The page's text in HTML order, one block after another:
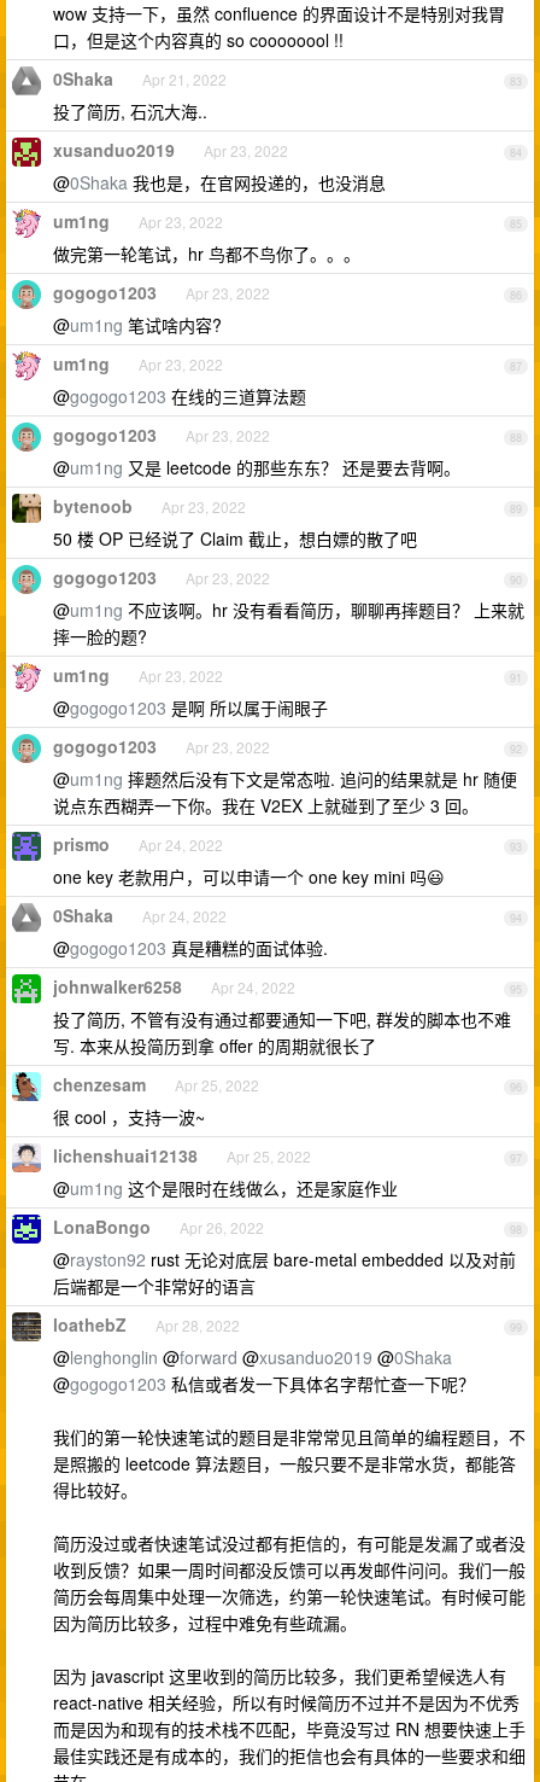
wow 支持一下，虽然 confluence 的界面设计不是特别对我胃
口，但是这个内容真的 so coooooool !!
83
0Shaka Apr 21, 2022
投了简历, 石沉大海..
84
xusanduo2019 Apr 23, 2022
@0Shaka 我也是，在官网投递的，也没消息
85
um1ng Apr 23, 2022
做完第一轮笔试，hr 鸟都不鸟你了。。。
86
gogogo1203 Apr 23, 2022
@um1ng 笔试啥内容?
87
um1ng Apr 23, 2022
@gogogo1203 在线的三道算法题
88
gogogo1203 Apr 23, 2022
@um1ng 又是 leetcode 的那些东东？ 还是要去背啊。
89
bytenoob Apr 23, 2022
50 楼 OP 已经说了 Claim 截止，想白嫖的散了吧
90
gogogo1203 Apr 23, 2022
@um1ng 不应该啊。hr 没有看看简历，聊聊再摔题目？ 上来就
摔一脸的题?
91
um1ng Apr 23, 2022
@gogogo1203 是啊 所以属于闹眼子
92
gogogo1203 Apr 23, 2022
@um1ng 摔题然后没有下文是常态啦. 追问的结果就是 hr 随便
说点东西糊弄一下你。我在 V2EX 上就碰到了至少 3 回。
93
prismo Apr 24, 2022
one key 老款用户，可以申请一个 one key mini 吗😃
94
0Shaka Apr 24, 2022
@gogogo1203 真是糟糕的面试体验.
95
johnwalker6258 Apr 24, 2022
投了简历, 不管有没有通过都要通知一下吧, 群发的脚本也不难
写. 本来从投简历到拿 offer 的周期就很长了
96
chenzesam Apr 25, 2022
很 cool ，支持一波~
97
lichenshuai12138 Apr 25, 2022
@um1ng 这个是限时在线做么，还是家庭作业
98
LonaBongo Apr 26, 2022
@rayston92 rust 无论对底层 bare-metal embedded 以及对前
后端都是一个非常好的语言
99
loathebZ Apr 28, 2022
@lenghonglin @forward @xusanduo2019 @0Shaka
@gogogo1203 私信或者发一下具体名字帮忙查一下呢？
我们的第一轮快速笔试的题目是非常常见且简单的编程题目，不
是照搬的 leetcode 算法题目，一般只要不是非常水货，都能答
得比较好。
简历没过或者快速笔试没过都有拒信的，有可能是发漏了或者没
收到反馈？如果一周时间都没反馈可以再发邮件问问。我们一般
简历会每周集中处理一次筛选，约第一轮快速笔试。有时候可能
因为简历比较多，过程中难免有些疏漏。
因为 javascript 这里收到的简历比较多，我们更希望候选人有
react-native 相关经验，所以有时候简历不过并不是因为不优秀
而是因为和现有的技术栈不匹配，毕竟没写过 RN 想要快速上手
最佳实践还是有成本的，我们的拒信也会有具体的一些要求和细